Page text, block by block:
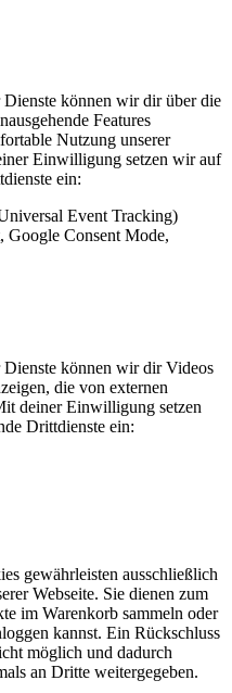
können wir dir über die
Features
Nutzung unserer
Einwilligung setzen wir auf
ein:
Event Tracking)
Google Consent Mode,
können wir dir Videos
die von externen
deiner Einwilligung setzen
Drittdienste ein:
gewährleisten ausschließlich
Webseite. Sie dienen zum
im Warenkorb sammeln oder
kannst. Ein Rückschluss
möglich und dadurch
an Dritte weitergegeben.